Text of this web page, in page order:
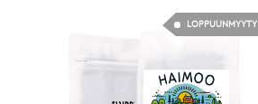
LOPPUUNMYYTY